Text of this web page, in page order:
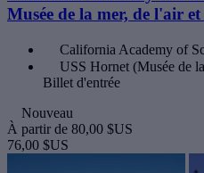
Musée de la mer, de l'air et
California Academy of
USS Hornet (Musée de
Billet d'entrée
Nouveau
À partir de 80,00 $US
76,00 $US